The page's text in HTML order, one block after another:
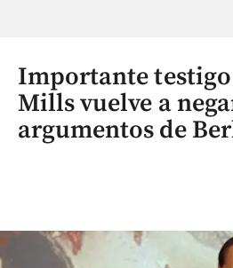
Importante testigo
Mills vuelve a
argumentos de